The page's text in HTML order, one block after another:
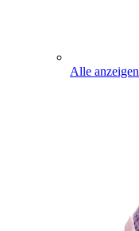
Alle anzeigen